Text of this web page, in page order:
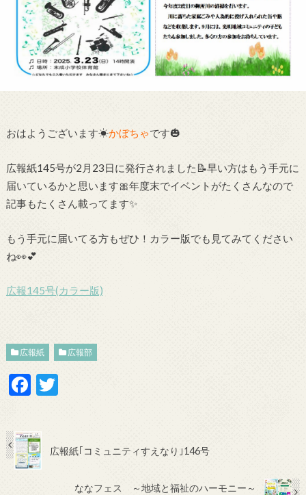
おはようございます☀︎かぼちゃです🎃
広報紙145号が2月23日に発行されました📝早い方はもう手元に
届いているかと思います🎀年度末でイベントがたくさんなので
記事もたくさん載ってます✨
もう手元に届いてる方もぜひ！カラー版でも見てみてください
ね👀💕
広報145号(カラー版)
広報紙 広報部
F
e
b
o
T
er
広報紙｢コミュニティすえなり｣146号
ななフェス ～地域と福祉のハーモニー～